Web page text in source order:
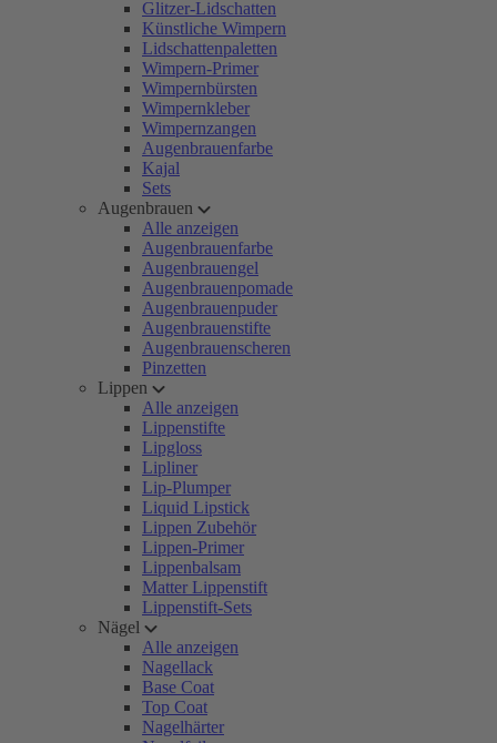
Glitzer-Lidschatten
Künstliche Wimpern
Lidschattenpaletten
Wimpern-Primer
Wimpernbürsten
Wimpernkleber
Wimpernzangen
Augenbrauenfarbe
Kajal
Sets
Augenbrauen
Alle anzeigen
Augenbrauenfarbe
Augenbrauengel
Augenbrauenpomade
Augenbrauenpuder
Augenbrauenstifte
Augenbrauenscheren
Pinzetten
Lippen
Alle anzeigen
Lippenstifte
Lipgloss
Lipliner
Lip-Plumper
Liquid Lipstick
Lippen Zubehör
Lippen-Primer
Lippenbalsam
Matter Lippenstift
Lippenstift-Sets
Nägel
Alle anzeigen
Nagellack
Base Coat
Top Coat
Nagelhärter